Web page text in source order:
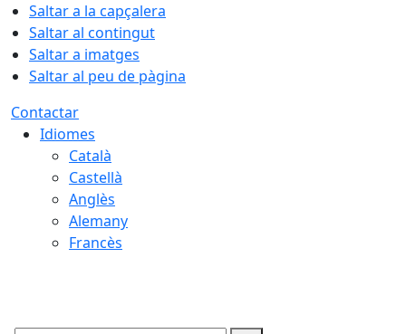
Saltar a la capçalera
Saltar al contingut
Saltar a imatges
Saltar al peu de pàgina
Contactar
Idiomes
Català
Castellà
Anglès
Alemany
Francès